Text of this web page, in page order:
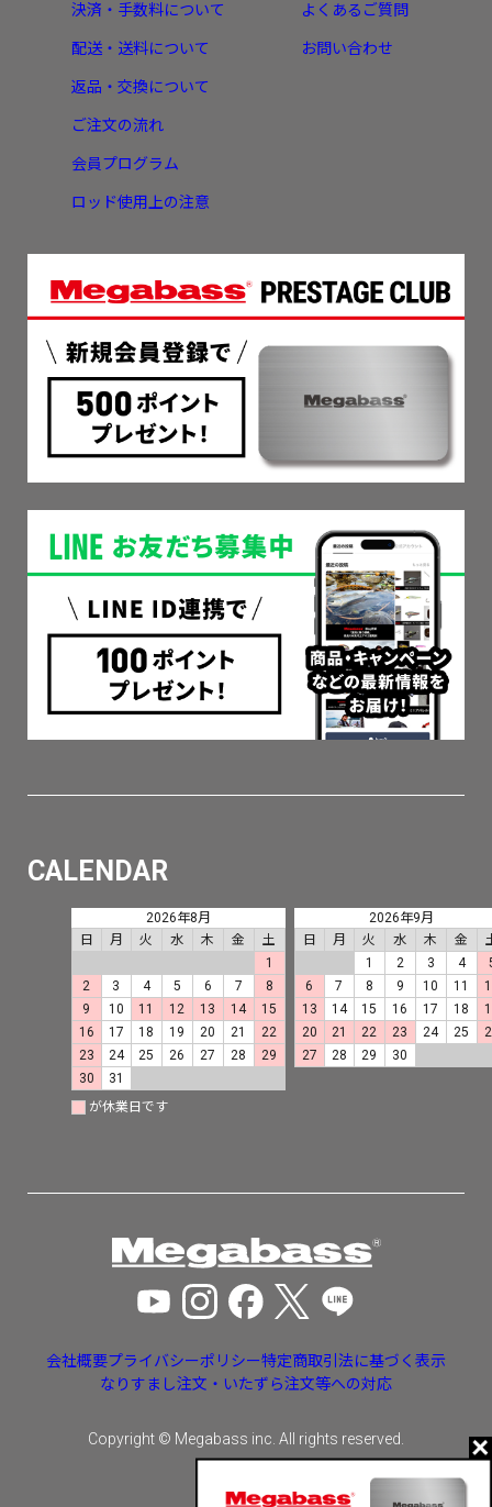
決済・手数料について
配送・送料について
返品・交換について
ご注文の流れ
会員プログラム
ロッド使用上の注意
よくあるご質問
お問い合わせ
CALENDAR
2026年8月
日
月 火 水 木 金
土
1
2
3 4 5 6 7
8
9
10 11 12 13 14
15
16
17 18 19 20 21
22
23
24 25 26 27 28
29
30
31
2026年9月
日
月 火 水 木 金
1
2 3 4
6
7 8 9 10 11
13
14 15 16 17 18
20
21 22 23 24 25
27
28 29 30
が休業日です
会社概要プライバシーポリシー特定商取引法に基づく表示
なりすまし注文・いたずら注文等への対応
Copyright © Megabass inc. All rights reserved.